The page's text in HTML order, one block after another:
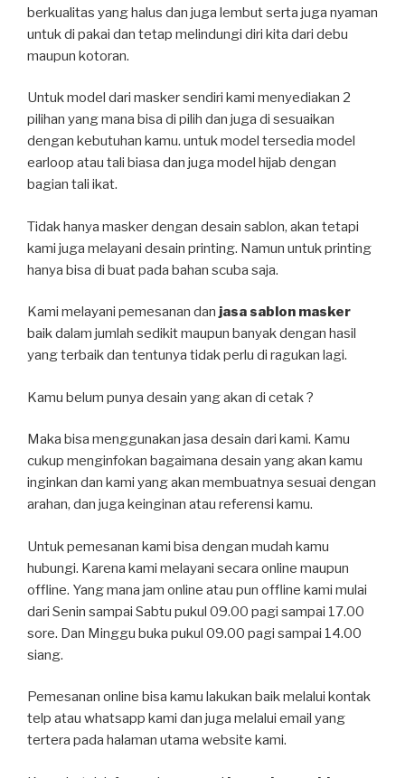
berkualitas yang halus dan juga lembut serta juga nyaman
untuk di pakai dan tetap melindungi diri kita dari debu
maupun kotoran.
Untuk model dari masker sendiri kami menyediakan 2
pilihan yang mana bisa di pilih dan juga di sesuaikan
dengan kebutuhan kamu. untuk model tersedia model
earloop atau tali biasa dan juga model hijab dengan
bagian tali ikat.
Tidak hanya masker dengan desain sablon, akan tetapi
kami juga melayani desain printing. Namun untuk printing
hanya bisa di buat pada bahan scuba saja.
Kami melayani pemesanan dan jasa sablon masker
baik dalam jumlah sedikit maupun banyak dengan hasil
yang terbaik dan tentunya tidak perlu di ragukan lagi.
Kamu belum punya desain yang akan di cetak ?
Maka bisa menggunakan jasa desain dari kami. Kamu
cukup menginfokan bagaimana desain yang akan kamu
inginkan dan kami yang akan membuatnya sesuai dengan
arahan, dan juga keinginan atau referensi kamu.
Untuk pemesanan kami bisa dengan mudah kamu
hubungi. Karena kami melayani secara online maupun
offline. Yang mana jam online atau pun offline kami mulai
dari Senin sampai Sabtu pukul 09.00 pagi sampai 17.00
sore. Dan Minggu buka pukul 09.00 pagi sampai 14.00
siang.
Pemesanan online bisa kamu lakukan baik melalui kontak
telp atau whatsapp kami dan juga melalui email yang
tertera pada halaman utama website kami.